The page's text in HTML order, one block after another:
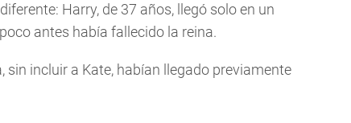
Harry, de 37 años, llegó solo en un
antes había fallecido la reina.
incluir a Kate, habían llegado previamente